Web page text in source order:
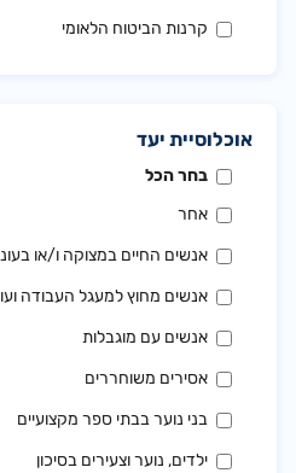
קרנות הביטוח הלאומי
אוכלוסיית יעד
בחר הכל
אחר
אנשים החיים במצוקה ו/או בעוני
אנשים מחוץ למעגל העבודה
אנשים עם מוגבלות
אסירים משוחררים
בני נוער בבתי ספר מקצועיים
ילדים, נוער וצעירים בסיכון